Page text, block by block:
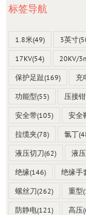
标签导航
1.8米(49) 3英寸
17KV(54) 20KV/
保护足趾(169) 充
功能型(55) 压接钳
安全带(105) 安全
拉缆夹(78) 氯丁
液压切刀(62) 液
绝缘(146) 绝缘手
螺丝刀(262) 重型
防静电(121) 高压